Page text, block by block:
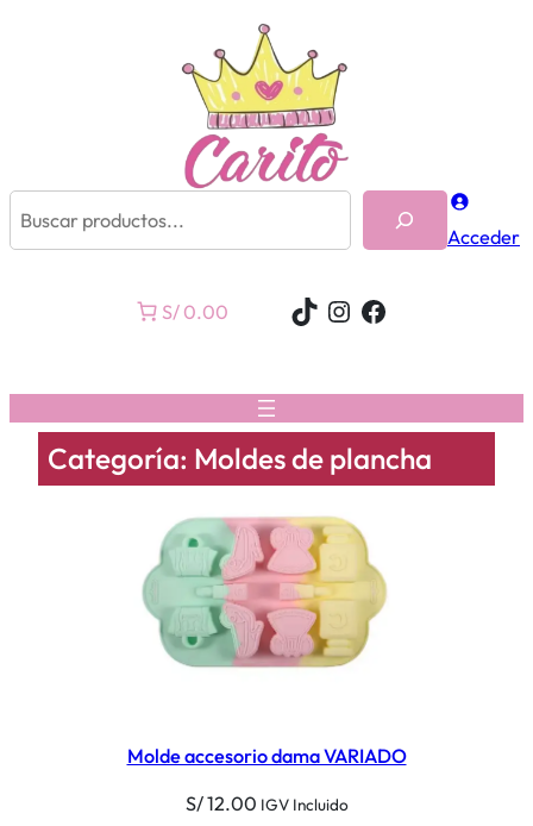
Acceder
S/ 0.00 TikTok
Instagram
Facebook
Categoría: Moldes de plancha
Molde accesorio dama VARIADO
S/12.00 IGV Incluido